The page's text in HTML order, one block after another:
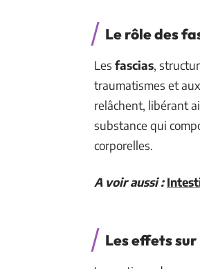
Le rôle des
Les fascias,
traumatismes et
relâchent, libérant
substance qui
corporelles.
A voir aussi :
Les effets